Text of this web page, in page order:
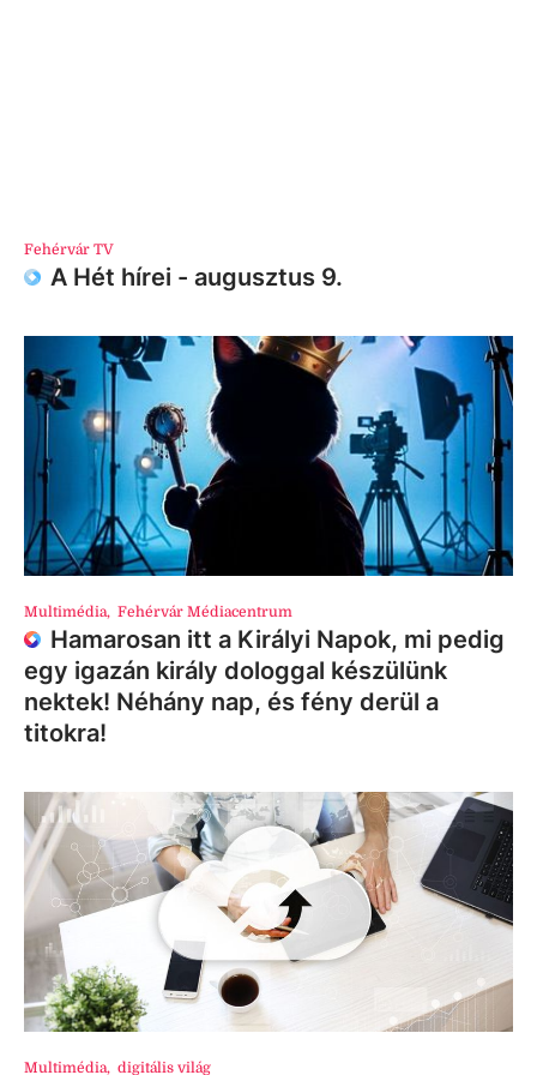
Fehérvár TV
A Hét hírei - augusztus 9.
Multimédia, Fehérvár Médiacentrum
Hamarosan itt a Királyi Napok, mi pedig
egy igazán király dologgal készülünk
nektek! Néhány nap, és fény derül a
titokra!
Multimédia, digitális világ